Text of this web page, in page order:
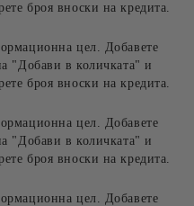
броя вноски на кредита.
цел. Добавете
"Добави в количката" и
броя вноски на кредита.
цел. Добавете
"Добави в количката" и
броя вноски на кредита.
цел. Добавете